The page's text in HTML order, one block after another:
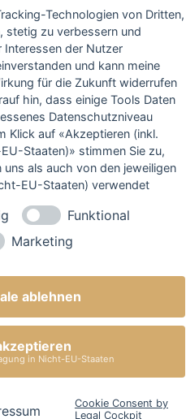
Technologien von Dritten,
stetig zu verbessern und
Interessen der Nutzer
und kann meine
für die Zukunft widerrufen
hin, dass einige Tools Daten
Datenschutzniveau
Klick auf «Akzeptieren (inkl.
Staaten)» stimmen Sie zu,
als auch von den jeweiligen
EU-Staaten) verwendet
Funktional
Marketing
ablehnen
in Nicht-EU-Staaten
Cookie Consent by
Legal Cockpit